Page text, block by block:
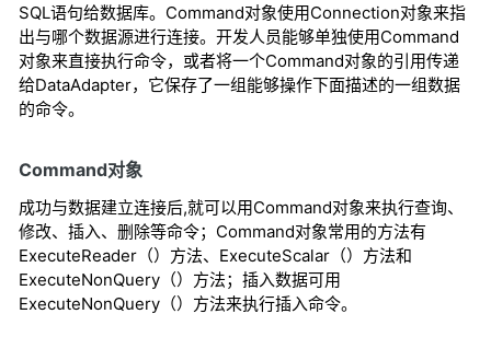
SQL语句给数据库。Command对象使用Connection对象来指
出与哪个数据源进行连接。开发人员能够单独使用Command
对象来直接执行命令，或者将一个Command对象的引用传递
给DataAdapter，它保存了一组能够操作下面描述的一组数据
的命令。
Command对象
成功与数据建立连接后,就可以用Command对象来执行查询、
修改、插入、删除等命令；Command对象常用的方法有
ExecuteReader（）方法、ExecuteScalar（）方法和
ExecuteNonQuery（）方法；插入数据可用
ExecuteNonQuery（）方法来执行插入命令。